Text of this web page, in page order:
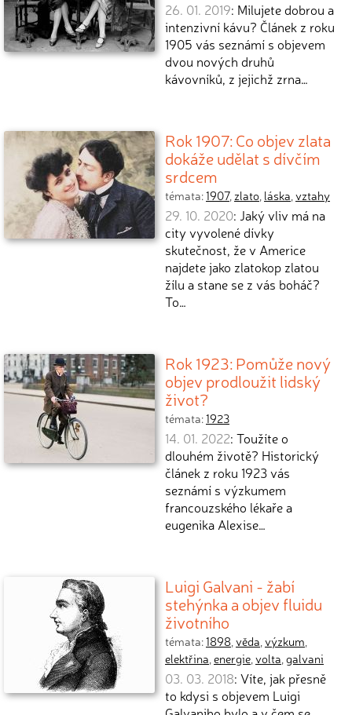
26. 01. 2019: Milujete dobrou a
intenzivní kávu? Článek z roku
1905 vás seznámí s objevem
dvou nových druhů
kávovníků, z jejichž zrna…
Rok 1907: Co objev zlata
dokáže udělat s dívčím
srdcem
témata:1907, zlato, láska,vztahy
29. 10. 2020: Jaký vliv má na
city vyvolené dívky
skutečnost, že v Americe
najdete jako zlatokop zlatou
žílu a stane se z vás boháč?
To…
Rok 1923: Pomůže nový
objev prodloužit lidský
život?
témata:1923
14. 01. 2022: Toužíte o
dlouhém životě? Historický
článek z roku 1923 vás
seznámí s výzkumem
francouzského lékaře a
eugenika Alexise…
Luigi Galvani - žabí
stehýnka a objev fluidu
životního
témata:1898,věda,výzkum,
elektřina,energie,volta,galvani
03. 03. 2018: Víte, jak přesně
to kdysi s objevem Luigi